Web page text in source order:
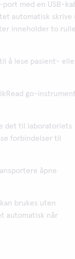
med en USB-
automatisk skrive
inneholder to
å lese pasient-
go-
det til laboratoriets
forbindelser til
åpne
brukes uten
automatisk når